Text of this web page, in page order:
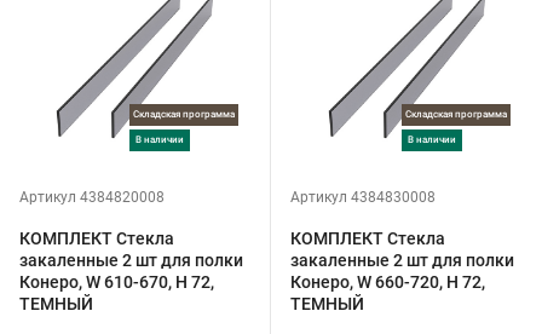
Складская программа
в наличии
Артикул 4384820008
КОМПЛЕКТ Стекла
закаленные 2 шт для полки
Конеро, W 610-670, H 72,
ТЕМНЫЙ
Складская программа
в наличии
Артикул 4384830008
КОМПЛЕКТ Стекла
закаленные 2 шт для полки
Конеро, W 660-720, H 72,
ТЕМНЫЙ